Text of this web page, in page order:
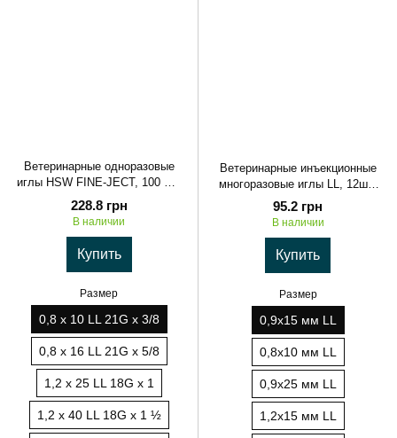
Ветеринарные одноразовые
иглы HSW FINE-JECT, 100 шт/
уп, Kerbl
228.8 грн
В наличии
Купить
Размер
0,8 х 10 LL 21G х 3/8
0,8 х 16 LL 21G х 5/8
1,2 х 25 LL 18G х 1
1,2 х 40 LL 18G х 1 ½
Ветеринарные инъекционные
многоразовые иглы LL, 12шт/
уп, DEYARDA
95.2 грн
В наличии
Купить
Размер
0,9х15 мм LL
0,8х10 мм LL
0,9х25 мм LL
1,2х15 мм LL